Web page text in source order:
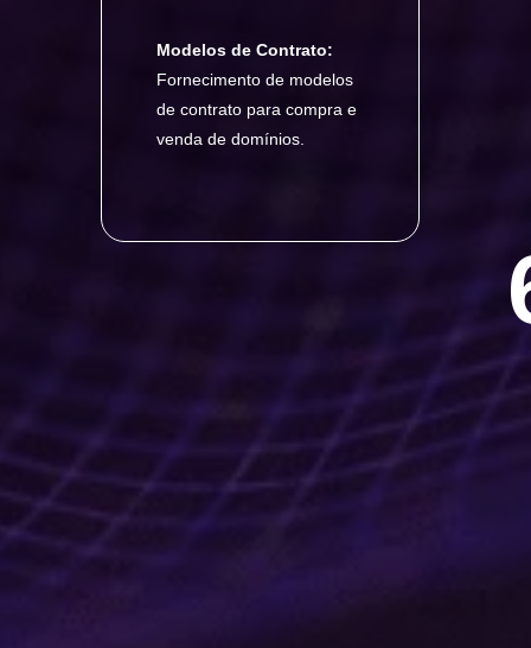
Modelos de Contrato:
Fornecimento de modelos
de contrato para compra e
venda de domínios.